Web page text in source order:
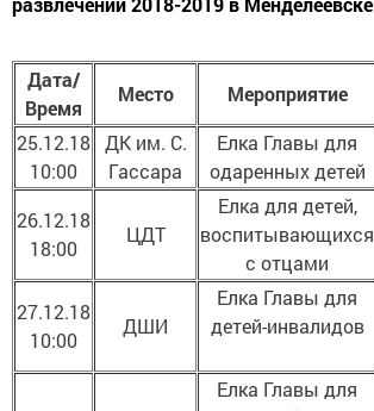
Дата/
Время
Место
Мероприятие
25.12.18
10:00
ДК им. С.
Гассара
Елка Главы для
одаренных детей
26.12.18
18:00
ЦДТ
Елка для детей,
воспитывающихся
с отцами
27.12.18
10:00
ДШИ
Елка Главы для
детей-инвалидов
Елка Главы для